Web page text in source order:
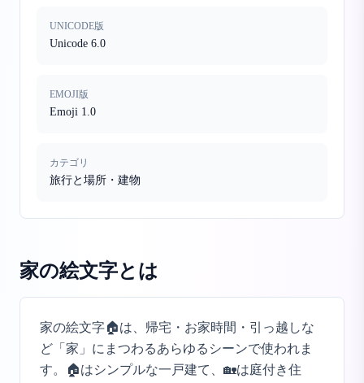
UNICODE版
Unicode 6.0
EMOJI版
Emoji 1.0
カテゴリ
旅行と場所・建物
家の絵文字とは
家の絵文字🏠は、帰宅・お家時間・引っ越しな
ど「家」にまつわるあらゆるシーンで使われま
す。🏠はシンプルな一戸建て、🏡は庭付き住